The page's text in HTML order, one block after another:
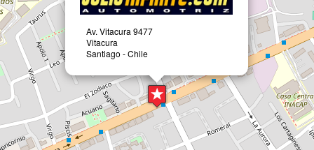
Av. Vitacura 9477
Vitacura
Santiago - Chile